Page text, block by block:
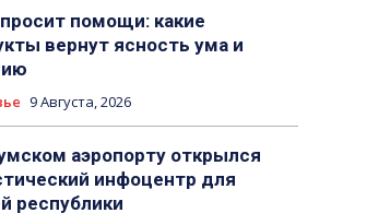
помощи: какие
вернут ясность ума и
9 Августа, 2026
аэропорту открылся
инфоцентр для
республики